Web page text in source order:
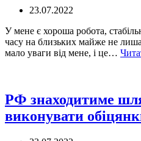
Росією
23.07.2022
У мене є хороша робота,
часу на близьких майже не
мало уваги від мене, і це…
РФ знаходитиме
виконувати